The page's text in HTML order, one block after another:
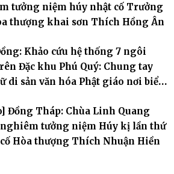
tưởng niệm húy nhật cố Trưởng
thượng khai sơn Thích Hồng Ân
Khảo cứu hệ thống 7 ngôi
Đặc khu Phú Quý: Chung tay
di sản văn hóa Phật giáo nơi biển
Đồng Tháp: Chùa Linh Quang
tưởng niệm Húy kị lần thứ
Hòa thượng Thích Nhuận Hiền